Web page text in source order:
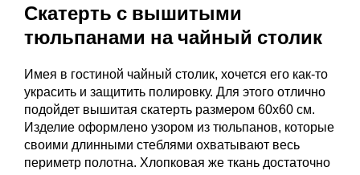
Скатерть с вышитыми
тюльпанами на чайный столик
Имея в гостиной чайный столик, хочется его как-то
украсить и защитить полировку. Для этого отлично
подойдет вышитая скатерть размером 60х60 см.
Изделие оформлено узором из тюльпанов, которые
своими длинными стеблями охватывают весь
периметр полотна. Хлопковая же ткань достаточно